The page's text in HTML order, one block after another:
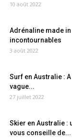
10 août 2022
Adrénaline made
incontournables
3 août 2022
Surf en Australie :
vague...
27 juillet 2022
Skier en Australie :
vous conseille de...